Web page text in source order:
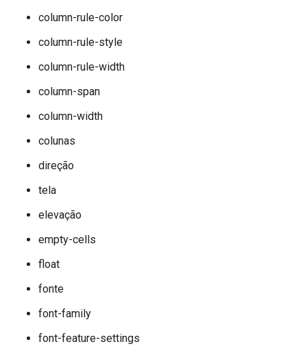
column-rule-color
column-rule-style
column-rule-width
column-span
column-width
colunas
direção
tela
elevação
empty-cells
float
fonte
font-family
font-feature-settings